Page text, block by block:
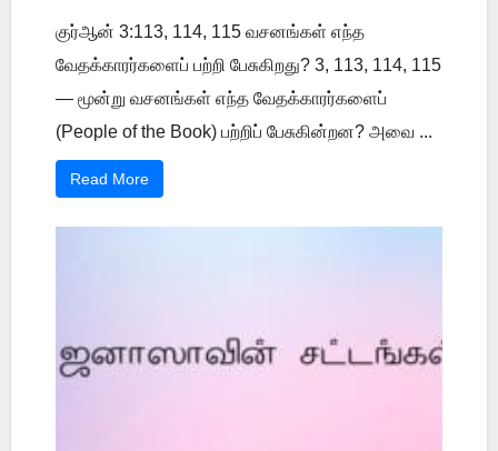
குர்ஆன் 3:113, 114, 115 வசனங்கள் எந்த
வேதக்காரர்களைப் பற்றி பேசுகிறது? 3, 113, 114, 115
— மூன்று வசனங்கள் எந்த வேதக்காரர்களைப்
(People of the Book) பற்றிப் பேசுகின்றன? அவை ...
Read More